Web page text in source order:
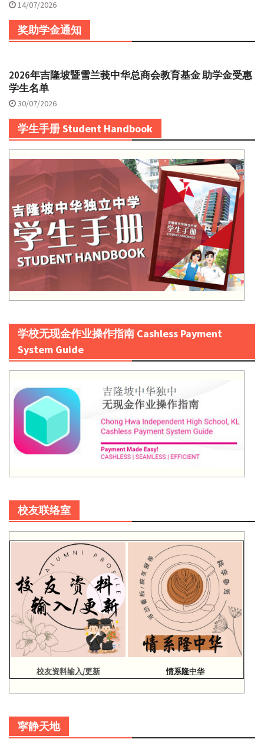
14/07/2026
奖助学金通知
2026年吉隆坡暨雪兰莪中华总商会教育基金 助学金受惠
学生名单
30/07/2026
学生手册 Student Handbook
学校无现金作业操作指南 Cashless Payment
System Guide
校友联络室
校友资料输入/更新 情系隆中华
寜静天地